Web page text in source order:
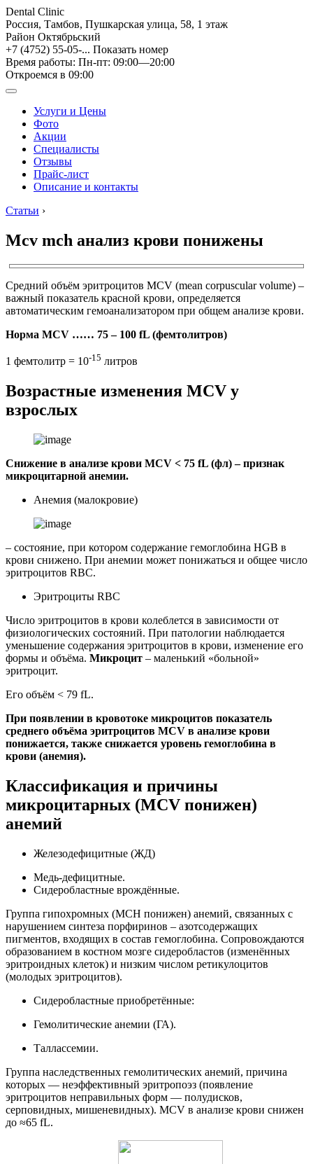
Dental Clinic
Россия, Тамбов, Пушкарская улица, 58, 1 этаж
Район Октябрьский
+7 (4752) 55-05-... Показать номер
Время работы: Пн-пт: 09:00—20:00
Откроемся в 09:00
Услуги и Цены
Фото
Акции
Специалисты
Отзывы
Прайс-лист
Описание и контакты
Статьи ›
Mcv mch анализ крови понижены
Средний объём эритроцитов MCV (mean corpuscular volume) –
важный показатель красной крови, определяется
автоматическим гемоанализатором при общем анализе крови.
Норма MCV …… 75 – 100 fL (фемтолитров)
1 фемтолитр = 10-15 литров
Возрастные изменения MCV у
взрослых
Снижение в анализе крови MCV < 75 fL (фл) – признак
микроцитарной анемии.
Анемия (малокровие)
– состояние, при котором содержание гемоглобина HGB в
крови снижено. При анемии может понижаться и общее число
эритроцитов RBC.
Эритроциты RBC
Число эритроцитов в крови колеблется в зависимости от
физиологических состояний. При патологии наблюдается
уменьшение содержания эритроцитов в крови, изменение его
формы и объёма. Микроцит – маленький «больной»
эритроцит.
Его объём < 79 fL.
При появлении в кровотоке микроцитов показатель
среднего объёма эритроцитов MCV в анализе крови
понижается, также снижается уровень гемоглобина в
крови (анемия).
Классификация и причины
микроцитарных (MCV понижен)
анемий
Железодефицитные (ЖД)
Медь-дефицитные.
Сидеробластные врождённые.
Группа гипохромных (MCH понижен) анемий, связанных с
нарушением синтеза порфиринов – азотсодержащих
пигментов, входящих в состав гемоглобина. Сопровождаются
образованием в костном мозге сидеробластов (изменённых
эритроидных клеток) и низким числом ретикулоцитов
(молодых эритроцитов).
Сидеробластные приобретённые:
Гемолитические анемии (ГА).
Таллассемии.
Группа наследственных гемолитических анемий, причина
которых — неэффективный эритропоэз (появление
эритроцитов неправильных форм — полудисков,
серповидных, мишеневидных). MCV в анализе крови снижен
до ≈65 fL.